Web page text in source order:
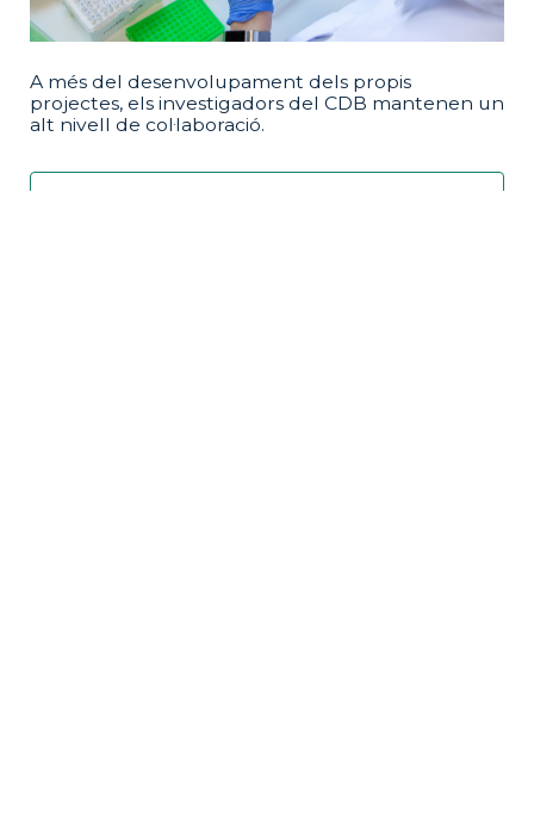
A més del desenvolupament dels propis
projectes, els investigadors del CDB mantenen un
alt nivell de col·laboració.